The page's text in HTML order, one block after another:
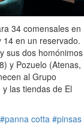
34 comensales en
en un reservado.
sus dos homónimos
y Pozuelo (Atenas,
al Grupo
las tiendas de El
#panna cotta #pinsas